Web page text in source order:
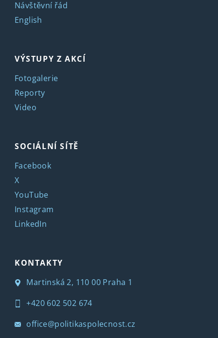
Návštěvní řád
English
VÝSTUPY Z AKCÍ
Fotogalerie
Reporty
Video
SOCIÁLNÍ SÍTĚ
Facebook
X
YouTube
Instagram
LinkedIn
KONTAKTY
Martinská 2, 110 00 Praha 1
+420 602 502 674
office@politikaspolecnost.cz